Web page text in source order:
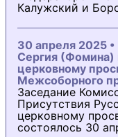
Калужский и
30 апреля 2025
Сергия (Фомина)
церковному
Межсоборного
Заседание
Присутствия
церковному
состоялось 30